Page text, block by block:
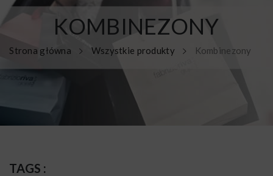
KOMBINEZONY
Strona główna Wszystkie produkty Kombinezony
TAGS :